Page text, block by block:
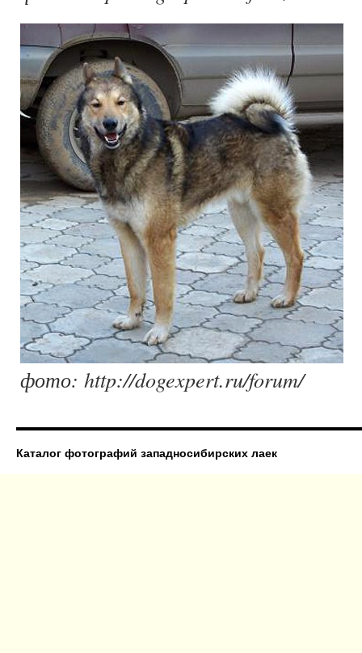
фото: http://dogexpert.ru/forum/
Каталог фотографий западносибирских лаек